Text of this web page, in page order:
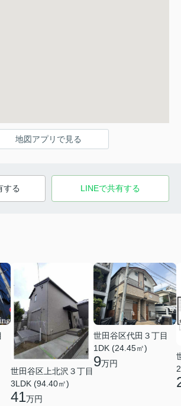
地図アプリで見る
する LINEで共有する
世田谷区上北沢３丁目
3LDK (94.40㎡)
41万円
世田谷区代田３丁目
1DK (24.45㎡)
9万円